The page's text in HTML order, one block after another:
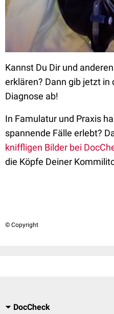
Kannst Du Dir und
erklären? Dann gib jetzt
Diagnose ab!
In Famulatur und Praxis
spannende Fälle erlebt?
kniffligen Bilder bei
die Köpfe Deiner
© Copyright
DocCheck